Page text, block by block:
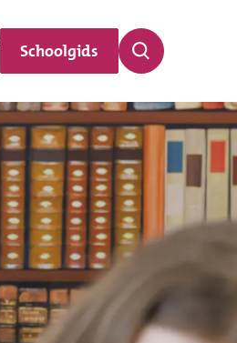
Schoolgids